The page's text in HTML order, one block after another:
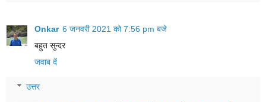
Onkar 6 जनवरी 2021 को 7:56 pm बजे
बहुत सुन्दर
जवाब दें
उत्तर